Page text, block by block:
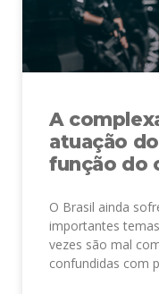
A
atuação
função do
O Brasil ainda
importantes
vezes são mal
confundidas com